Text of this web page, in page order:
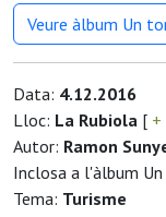
Veure àlbum Un
Data: 4.12.2016
Lloc: La Rubiola [
Autor: Ramon
Inclosa a l'àlbum
Tema: Turisme